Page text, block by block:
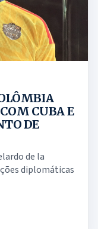
CUBA E
DE
de la
diplomáticas